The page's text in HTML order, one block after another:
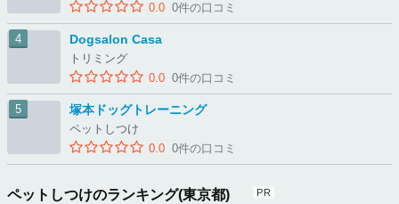
0.0 0件の口コミ
Dogsalon Casa
トリミング
0.0 0件の口コミ
塚本ドッグトレーニング
ペットしつけ
0.0 0件の口コミ
ペットしつけのランキング(東京都)